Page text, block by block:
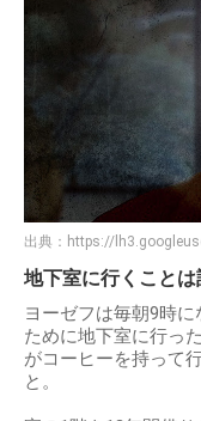
出典： https://
地下室に行くこと
ヨーゼフは毎朝9時
ために地下室に行っ
がコーヒーを持って
と。